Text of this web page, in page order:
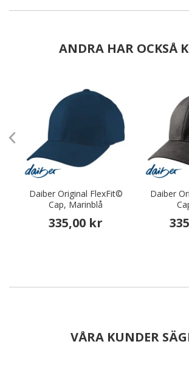
ANDRA HAR OCKSÅ
Daiber Original FlexFit©
Cap, Marinblå
335,00 kr
Daiber
VÅRA KUNDER